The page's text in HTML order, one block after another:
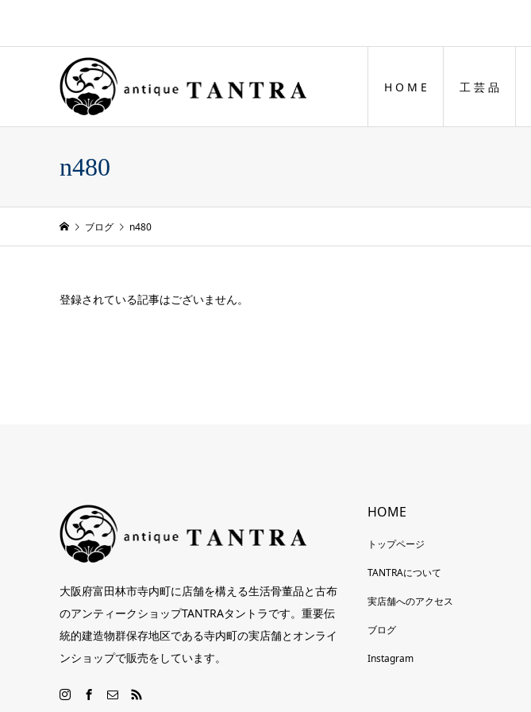
H O M E 工 芸 品
n480
ブログ n480
登録されている記事はございません。
大阪府富田林市寺内町に店舗を構える生活骨董品と古布
のアンティークショップTANTRAタントラです。重要伝
統的建造物群保存地区である寺内町の実店舗とオンライ
ンショップで販売をしています。
HOME
トップページ
TANTRAについて
実店舗へのアクセス
ブログ
Instagram